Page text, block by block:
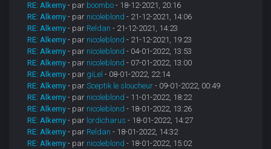
RE: Alkemy - par boombo - 18-12-2021, 20:16
RE: Alkemy - par nicoleblond - 21-12-2021, 14:06
RE: Alkemy - par Reldan - 21-12-2021, 14:23
RE: Alkemy - par nicoleblond - 21-12-2021, 19:23
RE: Alkemy - par nicoleblond - 04-01-2022, 13:53
RE: Alkemy - par nicoleblond - 07-01-2022, 13:00
RE: Alkemy - par giLel - 08-01-2022, 22:14
RE: Alkemy - parSceptik le sloucheur - 09-01-2022, 00:49
RE: Alkemy - par nicoleblond - 11-01-2022, 18:22
RE: Alkemy - par nicoleblond - 18-01-2022, 13:26
RE: Alkemy - par lordicharus - 18-01-2022, 14:27
RE: Alkemy - par Reldan - 18-01-2022, 14:32
RE: Alkemy - par nicoleblond - 18-01-2022, 15:02